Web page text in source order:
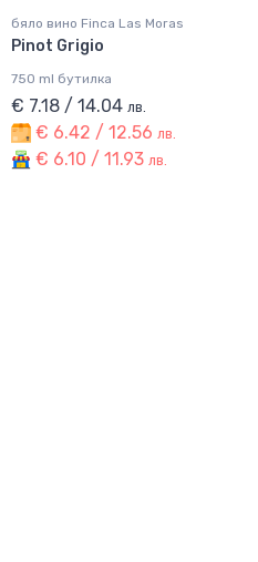
бяло вино Finca Las Moras
Pinot Grigio
750 ml бутилка
€ 7.18 / 14.04 лв.
€ 6.42 / 12.56 лв.
€ 6.10 / 11.93 лв.